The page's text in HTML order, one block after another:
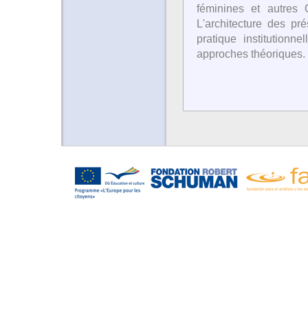
féminines et autres
L'architecture des
pratique
approches théoriques.